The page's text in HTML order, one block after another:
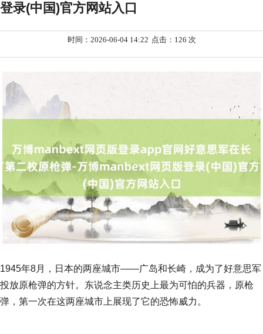
登录(中国)官方网站入口
时间：2026-06-04 14:22 点击：126 次
1945年8月，日本的两座城市——广岛和长崎，成为了好意思军
投放原枪弹的方针。东说念主类历史上最为可怕的兵器，原枪
弹，第一次在这两座城市上展现了它的恐怖威力。